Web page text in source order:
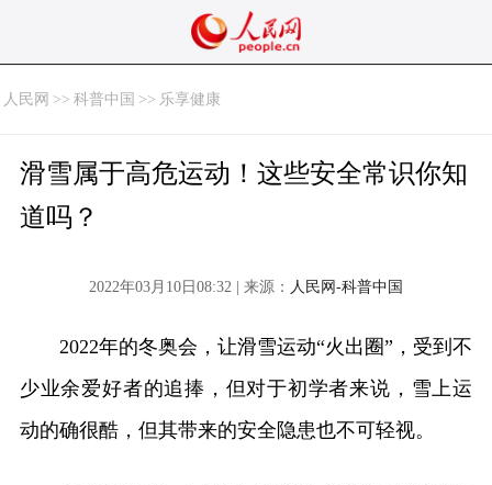
人民网 >> 科普中国 >> 乐享健康
滑雪属于高危运动！这些安全常识你知
道吗？
2022年03月10日08:32 | 来源： 人民网-科普中国
2022年的冬奥会，让滑雪运动“火出圈”，受到不
少业余爱好者的追捧，但对于初学者来说，雪上运
动的确很酷，但其带来的安全隐患也不可轻视。